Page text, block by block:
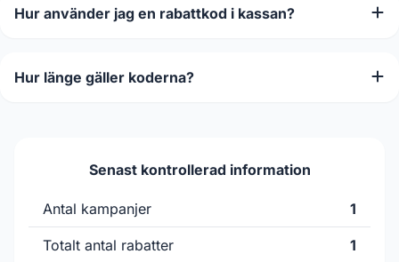
Hur använder jag en rabattkod i kassan?
Hur länge gäller koderna?
Senast kontrollerad information
Antal kampanjer 1
Totalt antal rabatter 1